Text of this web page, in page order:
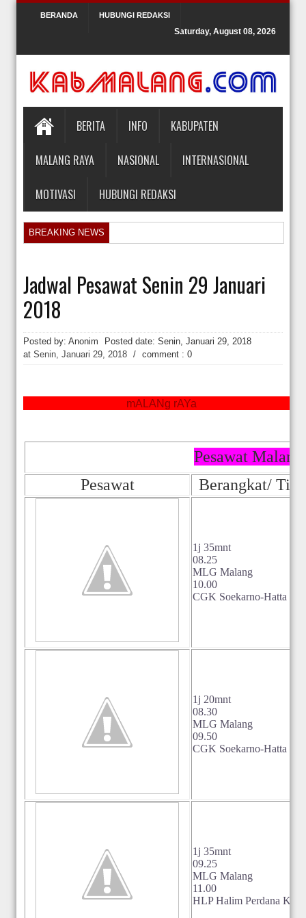
BERANDA HUBUNGI REDAKSI
Saturday, August 08, 2026
BERITA INFO KABUPATEN
MALANG RAYA NASIONAL INTERNASIONAL
MOTIVASI HUBUNGI REDAKSI
BREAKING NEWS
KPK Periksa Mantan Stafsus Menag Gus Yaqut terkait Kasus Kuota
Hakim Kabulkan Sebagian Gugatan Praperadilan Roy Suryo
Jadwal Pesawat Senin 29 Januari
2018
Posted by: Anonim Posted date: Senin, Januari 29, 2018
at Senin, Januari 29, 2018 / comment : 0
mALANg rAYa
Pesawat
Pesawat
Berangkat/
1j 35mnt
08.25
MLG Malang
10.00
CGK Soekarno-Hatta
1j 20mnt
08.30
MLG Malang
09.50
CGK Soekarno-Hatta
1j 35mnt
09.25
MLG Malang
11.00
HLP Halim Perdana